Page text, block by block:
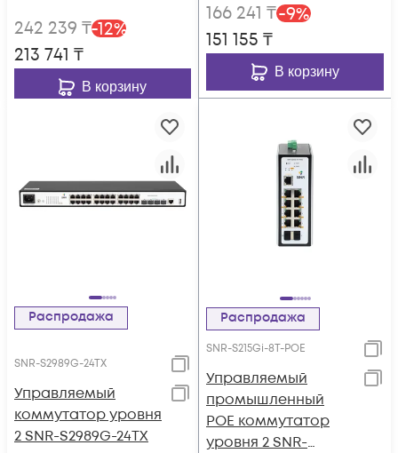
242 239 ₸-12%
213 741 ₸
В корзину
166 241 ₸-9%
151 155 ₸
В корзину
Распродажа
SNR-S2989G-24TX
Управляемый
коммутатор уровня
2 SNR-S2989G-24TX
Распродажа
SNR-S215Gi-8T-POE
Управляемый
промышленный
POE коммутатор
уровня 2 SNR-